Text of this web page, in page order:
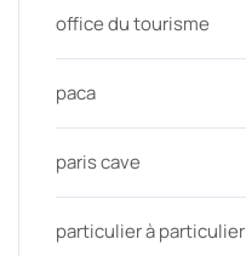
office du tourisme
paca
paris cave
particulier à particulier